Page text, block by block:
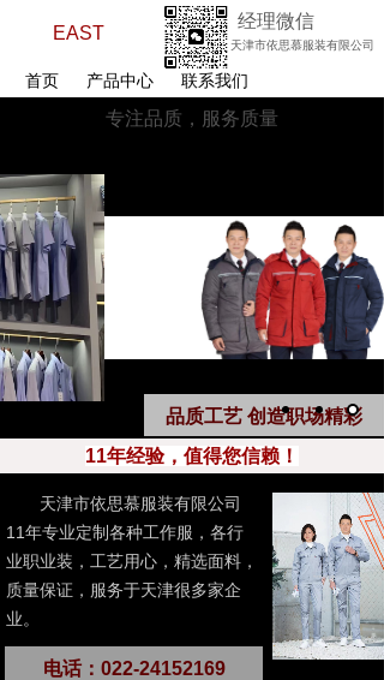
经理微信
EAST
天津市依思慕服装有限公司
首页 产品中心 联系我们
专注品质，服务质量
十年专业服装订制
品质工艺 创造职场精彩
11年经验，值得您信赖！
天津市依思慕服装有限公司
11年专业定制各种工作服，各行
业职业装，工艺用心，精选面料，
质量保证，服务于天津很多家企
业。
电话：022-24152169